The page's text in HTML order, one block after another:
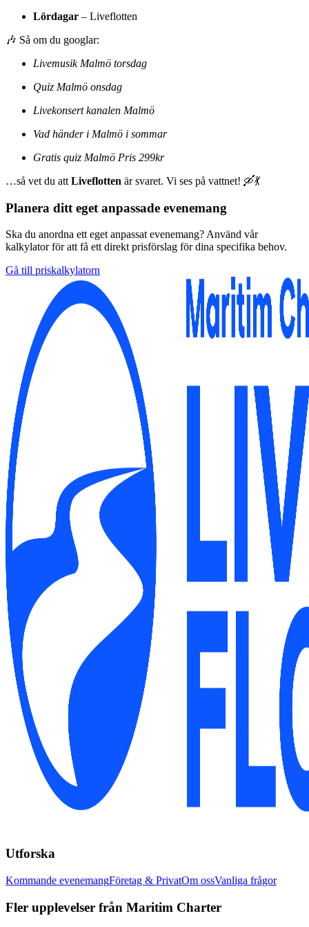
Lördagar – Liveflotten
🎶 Så om du googlar:
Livemusik Malmö torsdag
Quiz Malmö onsdag
Livekonsert kanalen Malmö
Vad händer i Malmö i sommar
Gratis quiz Malmö Pris 299kr
…så vet du att Liveflotten är svaret. Vi ses på vattnet! 🛶💃
Planera ditt eget anpassade evenemang
Ska du anordna ett eget anpassat evenemang? Använd vår
kalkylator för att få ett direkt prisförslag för dina specifika behov.
Gå till priskalkylatorn
Utforska
Kommande evenemangFöretag & PrivatOm ossVanliga frågor
Fler upplevelser från Maritim Charter